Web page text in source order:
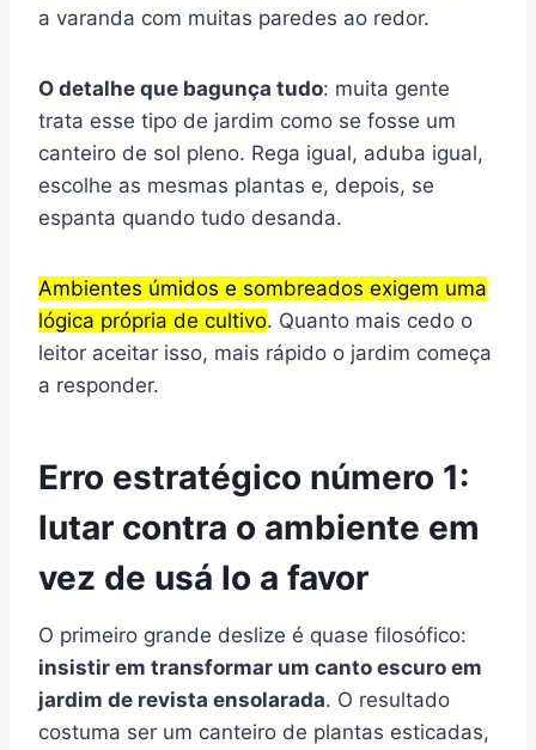
a varanda com muitas paredes ao redor.
O detalhe que bagunça tudo: muita gente
trata esse tipo de jardim como se fosse um
canteiro de sol pleno. Rega igual, aduba igual,
escolhe as mesmas plantas e, depois, se
espanta quando tudo desanda.
Ambientes úmidos e sombreados exigem uma
lógica própria de cultivo. Quanto mais cedo o
leitor aceitar isso, mais rápido o jardim começa
a responder.
Erro estratégico número 1:
lutar contra o ambiente em
vez de usá lo a favor
O primeiro grande deslize é quase filosófico:
insistir em transformar um canto escuro em
jardim de revista ensolarada. O resultado
costuma ser um canteiro de plantas esticadas,